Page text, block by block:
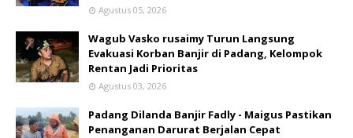
Agustus 05, 2026
Wagub Vasko rusaimy Turun Langsung
Evakuasi Korban Banjir di Padang, Kelompok
Rentan Jadi Prioritas
Agustus 03, 2026
Padang Dilanda Banjir Fadly - Maigus Pastikan
Penanganan Darurat Berjalan Cepat